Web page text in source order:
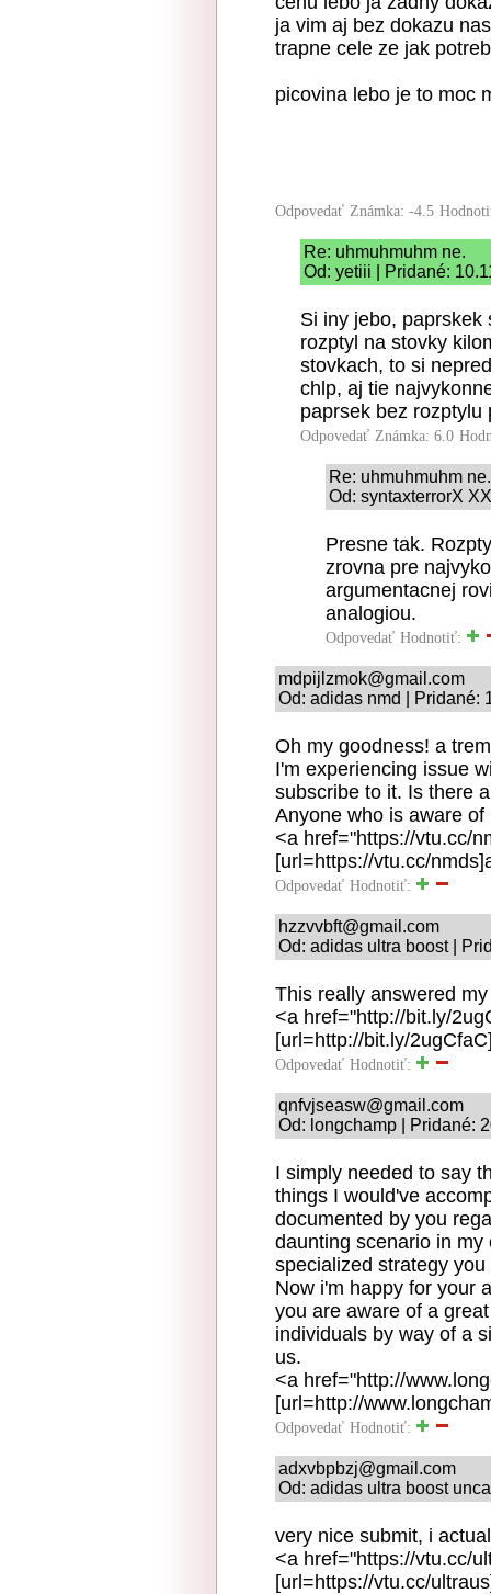
ja vim aj bez dokazu
trapne cele ze jak
picovina lebo je to moc
Odpovedať Známka: -4.5
Re: uhmuhmuhm ne.
Od: yetiii | Pridané:
Si iny jebo, paprskek
rozptyl na stovky
stovkach, to si
chlp, aj tie
paprsek bez rozptylu
Odpovedať Známka: 6.0
Re: uhmuhmuhm ne.
Od: syntaxterrorX
Presne tak.
zrovna pre
argumentacnej
analogiou.
Odpovedať Hodnotiť:
mdpijlzmok@gmail.com
Od: adidas nmd | Pridané:
Oh my goodness! a
I'm experiencing issue
subscribe to it. Is there
Anyone who is aware
<a href="https://vtu.cc/
[url=https://vtu.cc/
Odpovedať Hodnotiť:
hzzvvbft@gmail.com
Od: adidas ultra boost |
This really answered
<a href="http://bit.ly/
[url=http://bit.ly/
Odpovedať Hodnotiť:
qnfvjseasw@gmail.com
Od: longchamp | Pridané:
I simply needed to say
things I would've
documented by you
daunting scenario in
specialized strategy
Now i'm happy for your
you are aware of a
individuals by way of a
us.
<a href="http://
[url=http://
Odpovedať Hodnotiť:
adxvbpbzj@gmail.com
Od: adidas ultra boost
very nice submit, i
<a href="https://vtu.cc/
[url=https://vtu.cc/